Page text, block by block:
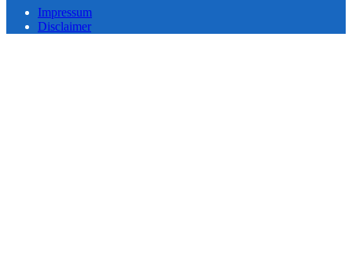
Impressum
Disclaimer